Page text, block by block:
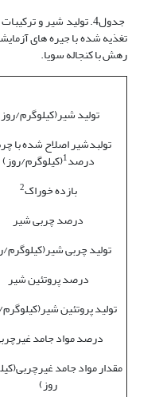
جدول4. تولید شیر و
تغذیه شده با جیره های
رهش با کنجاله سویا.
تولید شیر(کیلوگرم/
درصد1(کیلوگرم/روز)
بازده خوراک2
درصد چربی شیر
تولید چربی
درصد پروتئین شیر
تولید پروتئین
درصد مواد جامد
مقدار مواد جامد
روز)